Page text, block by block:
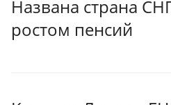
Названа страна
ростом пенсий